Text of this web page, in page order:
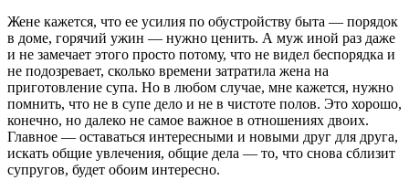
Жене кажется, что ее усилия по обустройству быта — порядок
в доме, горячий ужин — нужно ценить. А муж иной раз даже
и не замечает этого просто потому, что не видел беспорядка и
не подозревает, сколько времени затратила жена на
приготовление супа. Но в любом случае, мне кажется, нужно
помнить, что не в супе дело и не в чистоте полов. Это хорошо,
конечно, но далеко не самое важное в отношениях двоих.
Главное — оставаться интересными и новыми друг для друга,
искать общие увлечения, общие дела — то, что снова сблизит
супругов, будет обоим интересно.